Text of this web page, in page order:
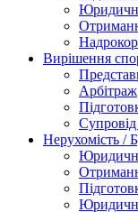
Вирішення
Арбітраж
Нерухомість /